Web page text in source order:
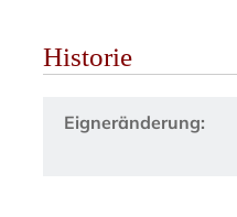
Historie
Eigneränderung: